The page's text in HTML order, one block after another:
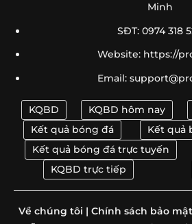
Minh
SĐT: 0974 318
Website: https://
Email:
KQBD KQBD hôm nay
Kết quả bóng đá
Kết quả
Kết quả bóng đá trực tuyến
KQBD trực tiếp
Về chúng tôi | Chính sách bảo mật